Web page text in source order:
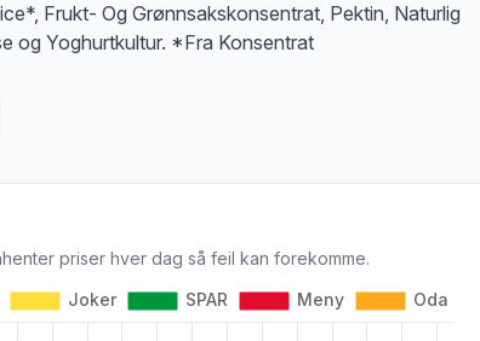
Frukt- Og Grønnsakskonsentrat, Pektin, Naturlig
og Yoghurtkultur. *Fra Konsentrat
priser hver dag så feil kan forekomme.